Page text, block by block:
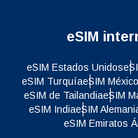
eSIM
eSIM Estados Unidos
eSIM TurquíaeSIM México
eSIM de TailandiaeSIM
eSIM IndiaeSIM
eSIM Emiratos